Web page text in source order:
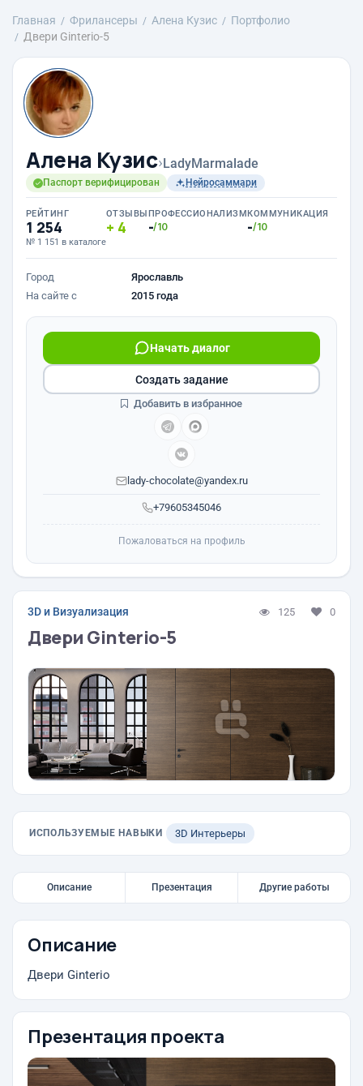
Главная Фрилансеры Алена Кузис
Портфолио
Двери Ginterio-5
Алена Кузис›LadyMarmalade
Паспорт верифицирован Нейросаммари
РЕЙТИНГ
1 254
№ 1 151 в каталоге
ОТЗЫВЫ
4
ПРОФЕССИОНАЛИЗМ
-/10
КОММУНИКАЦИЯ
-/10
Город
Ярославль
На сайте с
2015 года
+79605345046
Начать диалог
lady-chocolate@yandex.ru
Создать задание
Добавить в избранное
Пожаловаться на профиль
3D и Визуализация 125 0
Двери Ginterio-5
ИСПОЛЬЗУЕМЫЕ НАВЫКИ 3D Интерьеры
Описание Презентация Другие работы
Описание
Двери Ginterio
Презентация проекта